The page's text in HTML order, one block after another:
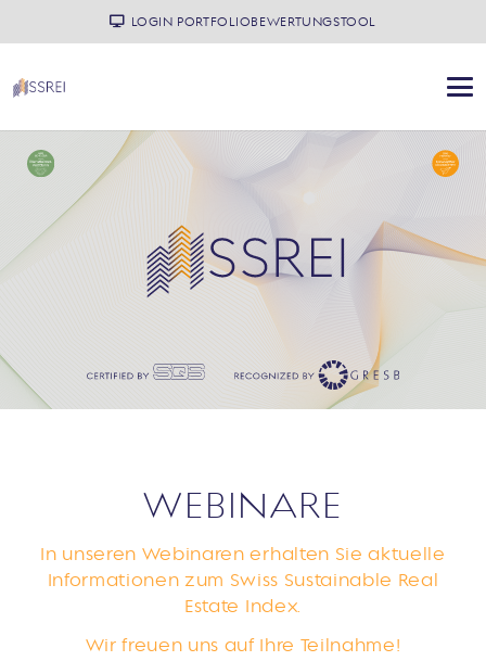
LOGIN PORTFOLIOBEWERTUNGSTOOL
WEBINARE
In unseren Webinaren erhalten Sie aktuelle
Informationen zum Swiss Sustainable Real
Estate Index.
Wir freuen uns auf Ihre Teilnahme!